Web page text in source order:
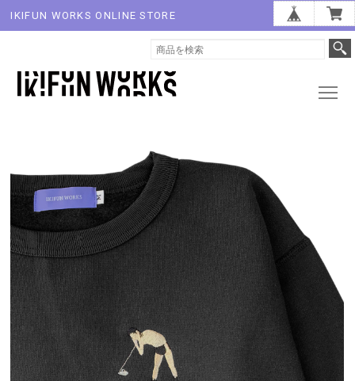
IKIFUN WORKS ONLINE STORE